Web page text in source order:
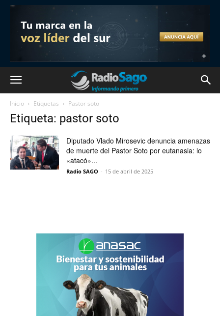
Inicio Etiquetas Pastor soto
Etiqueta: pastor soto
Diputado Vlado Mirosevic denuncia amenazas
de muerte del Pastor Soto por eutanasia: lo
«atacó»...
Radio SAGO - 15 de abril de 2025